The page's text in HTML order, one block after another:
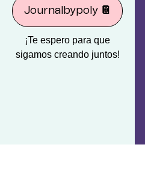
Journalbypoly 📔
¡Te espero para que
sigamos creando juntos!